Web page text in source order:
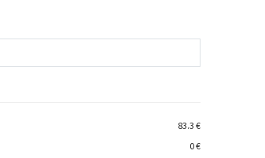
83.3 €
0 €